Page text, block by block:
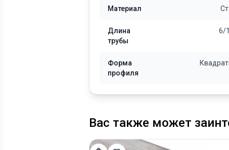
Материал
Длина
трубы
6/
Форма
профиля
Вас также может